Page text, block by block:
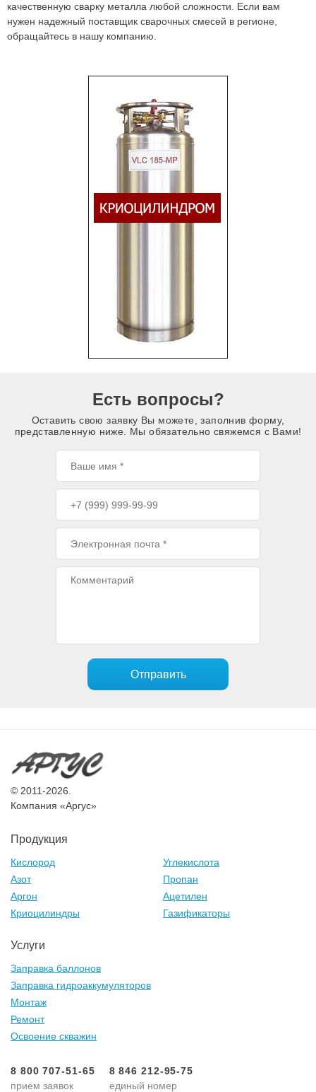
качественную сварку металла любой сложности. Если вам
нужен надежный поставщик сварочных смесей в регионе,
обращайтесь в нашу компанию.
Есть вопросы?
Оставить свою заявку Вы можете, заполнив форму,
представленную ниже. Мы обязательно свяжемся с Вами!
Отправить
© 2011-2026.
Компания «Аргус»
Продукция
Кислород
Азот
Аргон
Углекислота
Пропан
Ацетилен
Криоцилиндры
Газификаторы
Услуги
Заправка баллонов
Заправка гидроаккумуляторов
Монтаж
Ремонт
Освоение скважин
8 800 707-51-65
прием заявок
8 846 212-95-75
единый номер